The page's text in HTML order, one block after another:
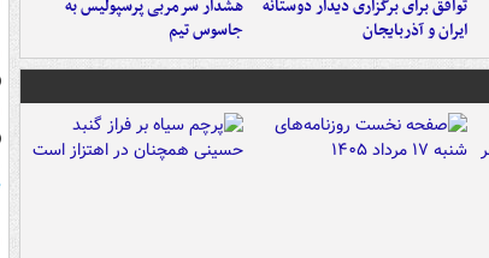
توافق برای برگزاری دیدار دوستانه
ایران و آذربایجان
هشدار سرمربی پرسپولیس به
جاسوس تیم